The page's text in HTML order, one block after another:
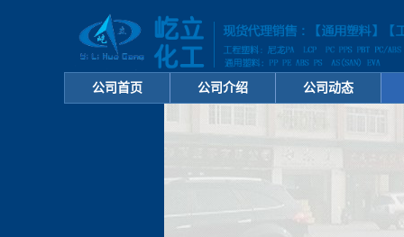
公司首页 公司介绍 公司动态